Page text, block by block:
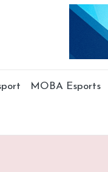
MOBA Esports